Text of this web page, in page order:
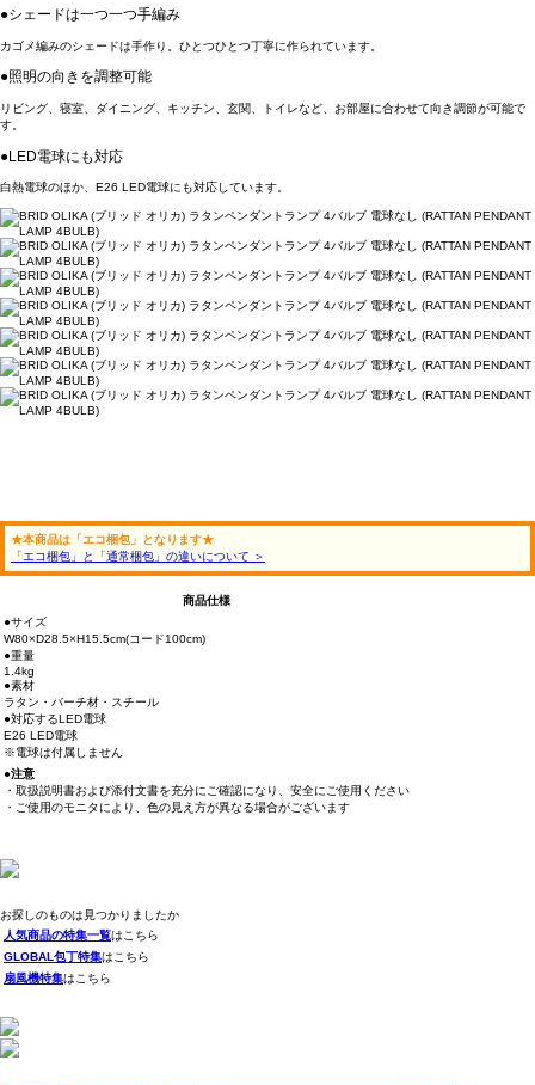
●シェードは一つ一つ手編み
カゴメ編みのシェードは手作り。ひとつひとつ丁寧に作られています。
●照明の向きを調整可能
リビング、寝室、ダイニング、キッチン、玄関、トイレなど、お部屋に合わせて向き調節が可能で
す。
●LED電球にも対応
白熱電球のほか、E26 LED電球にも対応しています。
★本商品は「エコ梱包」となります★
「エコ梱包」と「通常梱包」の違いについて ＞
商品仕様
●サイズ
W80×D28.5×H15.5cm(コード100cm)
●重量
1.4kg
●素材
ラタン・バーチ材・スチール
●対応するLED電球
E26 LED電球
※電球は付属しません
●注意
・取扱説明書および添付文書を充分にご確認になり、安全にご使用ください
・ご使用のモニタにより、色の見え方が異なる場合がございます
お探しのものは見つかりましたか
人気商品の特集一覧はこちら
GLOBAL包丁特集はこちら
扇風機特集はこちら